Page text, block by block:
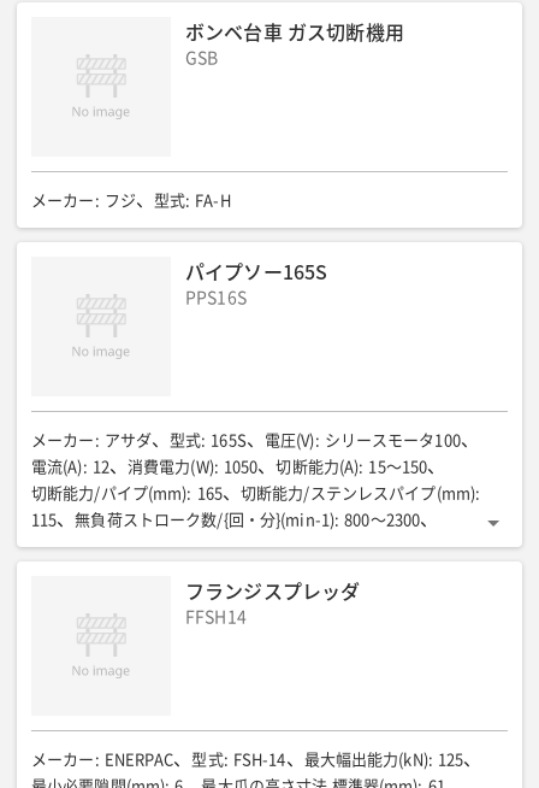
ボンベ台車 ガス切断機用
GSB
メーカー : フジ 型式: FA-H
パイプソー165S
PPS16S
メーカー : アサダ 型式: 165S 電圧(V): シリースモータ100
電流(A): 12 消費電力(W): 1050 切断能力(A): 15〜150
切断能力/パイプ(mm): 165 切断能力/ステンレスパイプ(mm):
115
無負荷ストローク数/{回・分}(min-1): 800〜2300
ストローク量(mm): 26 全長(mm): 493 全幅(mm): 90
フランジスプレッダ
FFSH14
メーカー : ENERPAC 型式: FSH-14 最大幅出能力(kN): 125